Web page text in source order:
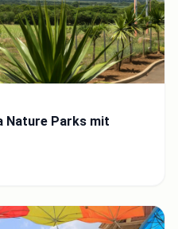
Nature Parks mit